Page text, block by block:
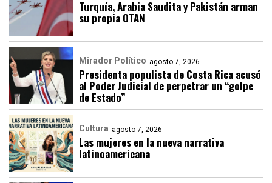
Turquía, Arabia Saudita y Pakistán arman
su propia OTAN
Mirador Político agosto 7, 2026
Presidenta populista de Costa Rica acusó
al Poder Judicial de perpetrar un “golpe
de Estado”
Cultura agosto 7, 2026
Las mujeres en la nueva narrativa
latinoamericana